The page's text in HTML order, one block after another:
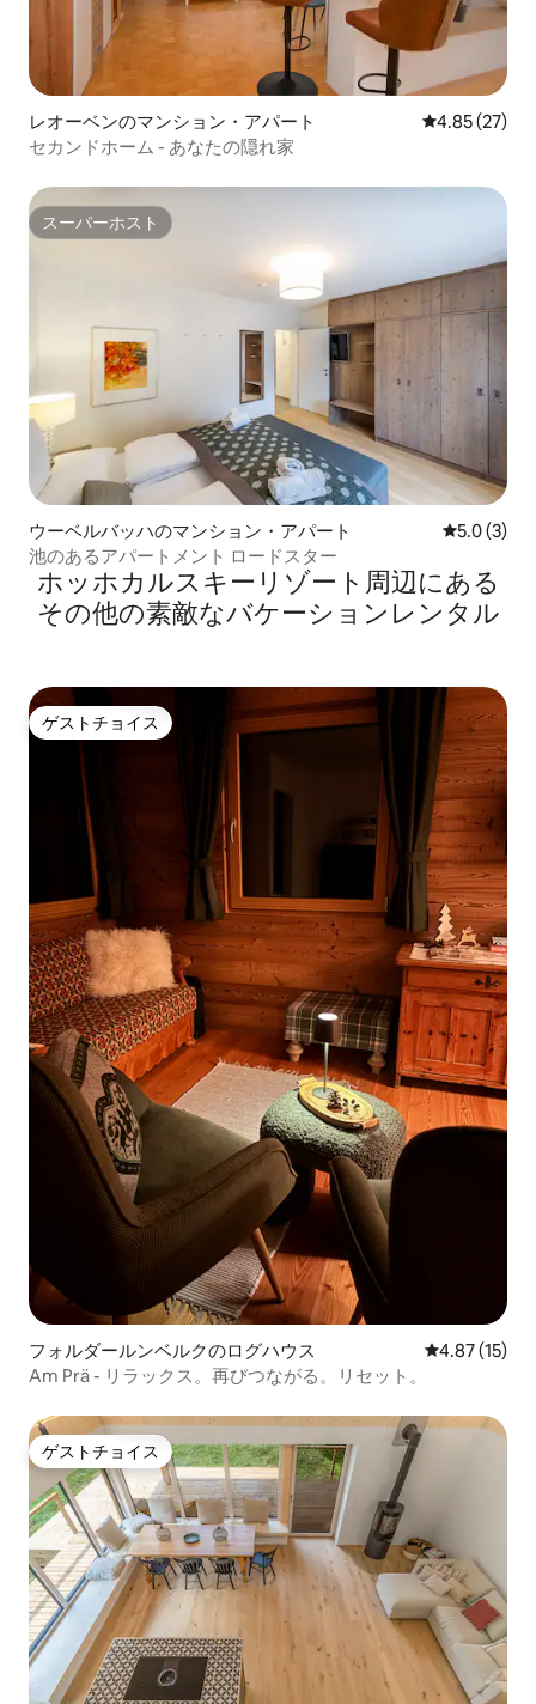
レオーベンのマンション・アパート レビュー27
4.85 (27)
セカンドホーム - あなたの隠れ家
スーパーホスト
スーパーホスト
ウーベルバッハのマンション・アパート レビュー3
5.0 (3)
池のあるアパートメント ロードスター
ホッホカルスキーリゾート⁠周⁠辺⁠に⁠あ⁠る
そ⁠の⁠他⁠の素⁠敵⁠なバ⁠ケ⁠ー⁠シ⁠ョ⁠ン⁠レ⁠ン⁠タ⁠ル
ゲストチョイス
ゲストチョイス
フォルダールンベルクのログハウス レビュー15
4.87 (15)
Am Prä - リラックス。再びつながる。リセット。
ゲストチョイス
ゲストチョイス